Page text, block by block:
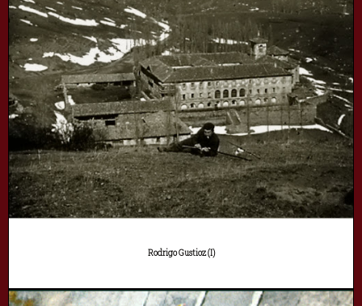
Rodrigo Gustioz (I)